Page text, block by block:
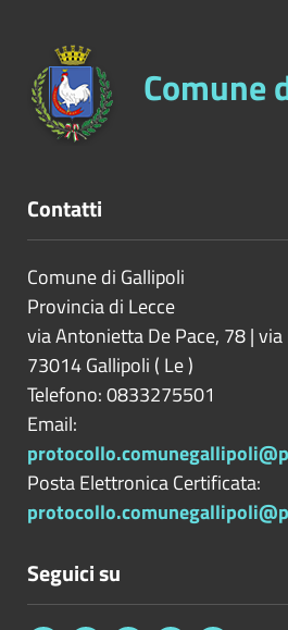
Comune
Contatti
Comune di Gallipoli
Provincia di Lecce
via Antonietta De Pace, 78 | via
73014Gallipoli ( Le)
Telefono: 0833275501
Email:
Posta Elettronica Certificata:
Seguici su